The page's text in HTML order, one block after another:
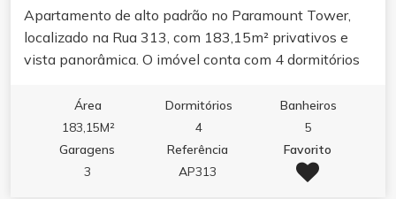
Apartamento de alto padrão no Paramount Tower,
localizado na Rua 313, com 183,15m² privativos e
vista panorâmica. O imóvel conta com 4 dormitórios
269,5m² de área total. O apartamento entrega living
amplo com acabamento em gesso, sacada com
churrasqueira e vista panorâmica, integrando lazer e
conforto. Acabamento de qualidade valoriza cada
Área
183,15M²
Dormitórios
4
Banheiros
5
Garagens
3
Referência
AP313
Favorito